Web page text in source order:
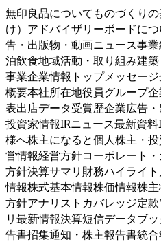
無印良品についてものづくり
け）アドバイザリーボードに
告・出版物・動画ニュース事
泊飲食地域活動・取り組み建
事業企業情報トップメッセー
概要本社所在地役員グループ
表出店データ受賞歴企業広告
投資家情報IRニュース最新資
様へ株主になると個人株主・
営情報経営方針コーポレート
方針決算サマリ財務ハイライ
情報株式基本情報株価情報株
方針アナリストカバレッジ定
リ最新情報決算短信データブ
告書招集通知・株主報告書統